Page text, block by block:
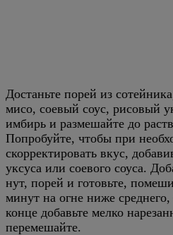
Достаньте порей из
мисо, соевый соус, рисовый
имбирь и размешайте до
Попробуйте, чтобы при
скорректировать вкус,
уксуса или соевого соуса.
нут, порей и готовьте,
минут на огне ниже
конце добавьте мелко
перемешайте.